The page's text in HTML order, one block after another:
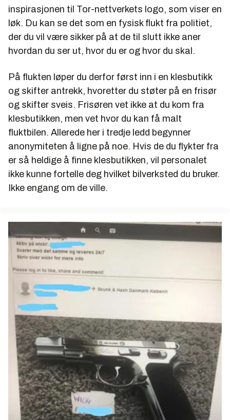
inspirasjonen til Tor-nettverkets logo, som viser en
løk. Du kan se det som en fysisk flukt fra politiet,
der du vil være sikker på at de til slutt ikke aner
hvordan du ser ut, hvor du er og hvor du skal.
På flukten løper du derfor først inn i en klesbutikk
og skifter antrekk, hvoretter du støter på en frisør
og skifter sveis. Frisøren vet ikke at du kom fra
klesbutikken, men vet hvor du kan få malt
fluktbilen. Allerede her i tredje ledd begynner
anonymiteten å ligne på noe. Hvis de du flykter fra
er så heldige å finne klesbutikken, vil personalet
ikke kunne fortelle deg hvilket bilverksted du bruker.
Ikke engang om de ville.